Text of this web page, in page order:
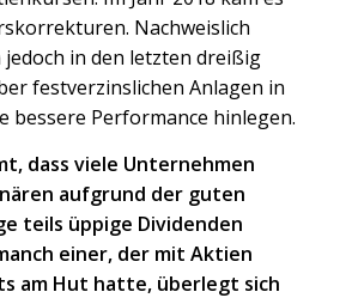
Nachweislich
in den letzten dreißig
festverzinslichen Anlagen in
bessere Performance hinlegen.
dass viele Unternehmen
aufgrund der guten
teils üppige Dividenden
einer, der mit Aktien
am Hut hatte, überlegt sich